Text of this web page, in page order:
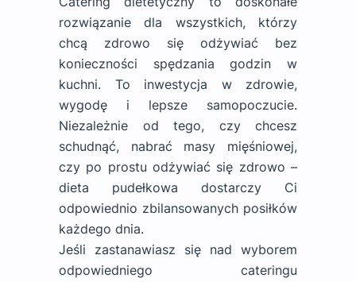
rozwiązanie dla wszystkich, którzy
chcą zdrowo się odżywiać bez
konieczności spędzania godzin w
kuchni. To inwestycja w zdrowie,
wygodę i lepsze samopoczucie.
Niezależnie od tego, czy chcesz
schudnąć, nabrać masy mięśniowej,
czy po prostu odżywiać się zdrowo –
dieta pudełkowa dostarczy Ci
odpowiednio zbilansowanych posiłków
każdego dnia.
Jeśli zastanawiasz się nad wyborem
odpowiedniego cateringu